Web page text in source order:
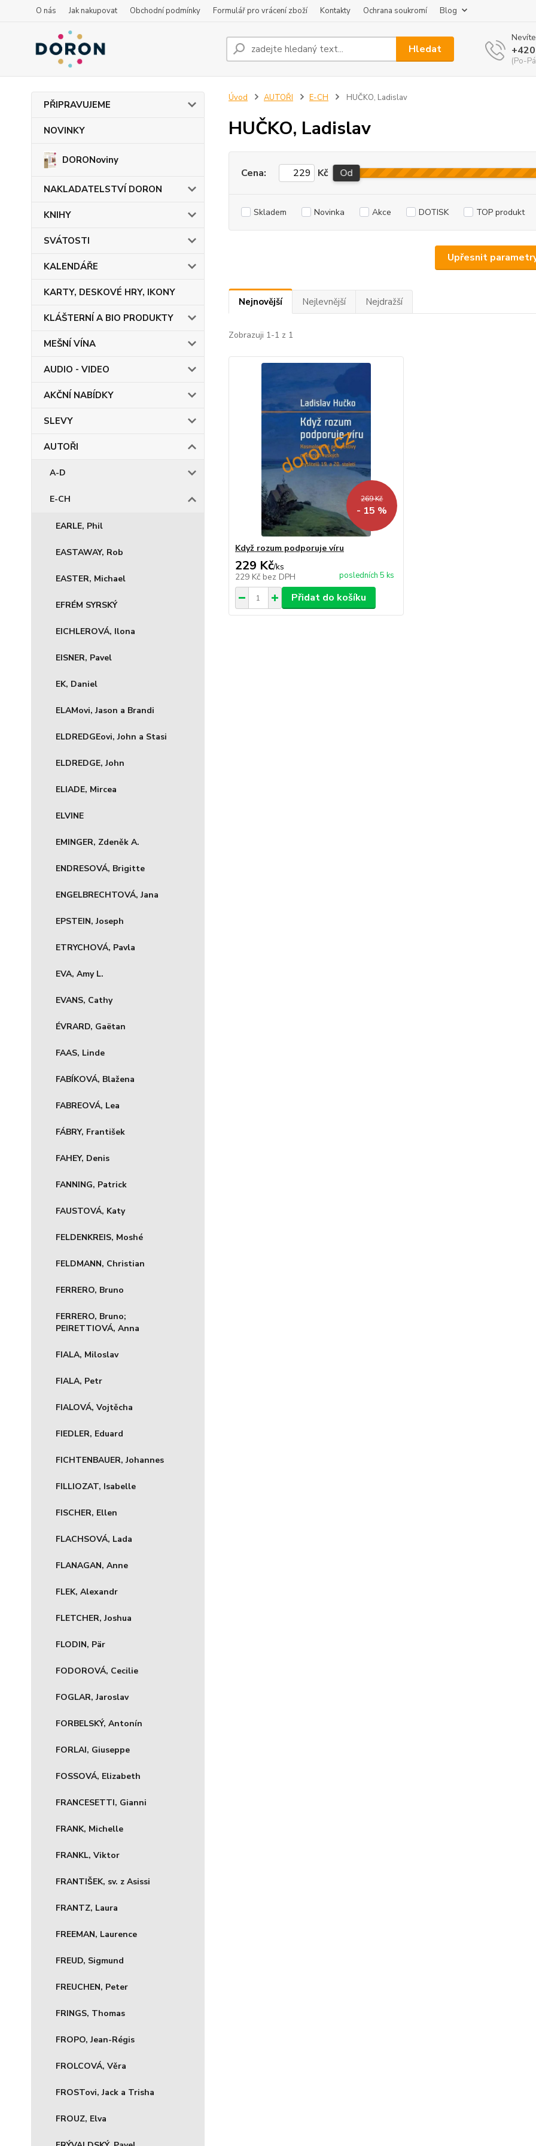
O nás Jak nakupovat Obchodní podmínky Formulář pro vrácení zboží Kontakty Ochrana soukromí Blog
Hledat
(Po-
PŘIPRAVUJEME
NOVINKY
DORONoviny
NAKLADATELSTVÍ DORON
KNIHY
SVÁTOSTI
KALENDÁŘE
KARTY, DESKOVÉ HRY, IKONY
KLÁŠTERNÍ A BIO PRODUKTY
MEŠNÍ VÍNA
AUDIO - VIDEO
AKČNÍ NABÍDKY
SLEVY
AUTOŘI
A-D
E-CH
EARLE, Phil
EASTAWAY, Rob
EASTER, Michael
EFRÉM SYRSKÝ
EICHLEROVÁ, Ilona
EISNER, Pavel
EK, Daniel
ELAMovi, Jason a Brandi
ELDREDGEovi, John a Stasi
ELDREDGE, John
ELIADE, Mircea
ELVINE
EMINGER, Zdeněk A.
ENDRESOVÁ, Brigitte
ENGELBRECHTOVÁ, Jana
EPSTEIN, Joseph
ETRYCHOVÁ, Pavla
EVA, Amy L.
EVANS, Cathy
ÉVRARD, Gaëtan
FAAS, Linde
FABÍKOVÁ, Blažena
FABREOVÁ, Lea
FÁBRY, František
FAHEY, Denis
FANNING, Patrick
FAUSTOVÁ, Katy
FELDENKREIS, Moshé
FELDMANN, Christian
FERRERO, Bruno
FERRERO, Bruno;
PEIRETTIOVÁ, Anna
FIALA, Miloslav
FIALA, Petr
FIALOVÁ, Vojtěcha
FIEDLER, Eduard
FICHTENBAUER, Johannes
FILLIOZAT, Isabelle
FISCHER, Ellen
FLACHSOVÁ, Lada
FLANAGAN, Anne
FLEK, Alexandr
FLETCHER, Joshua
FLODIN, Pär
FODOROVÁ, Cecilie
FOGLAR, Jaroslav
FORBELSKÝ, Antonín
FORLAI, Giuseppe
FOSSOVÁ, Elizabeth
FRANCESETTI, Gianni
FRANK, Michelle
FRANKL, Viktor
FRANTIŠEK, sv. z Asissi
FRANTZ, Laura
FREEMAN, Laurence
FREUD, Sigmund
FREUCHEN, Peter
FRINGS, Thomas
FROPO, Jean-Régis
FROLCOVÁ, Věra
FROSTovi, Jack a Trisha
FROUZ, Elva
Úvod AUTOŘI E-CH HUČKO, Ladislav
HUČKO, Ladislav
Upřesnit
Cena: Kč Od
Skladem Novinka Akce DOTISK TOP produkt
Nejnovější Nejlevnější Nejdražší
Zobrazuji 1-1 z 1
269 Kč
- 15 %
Když rozum podporuje víru
229 Kč/ks
229 Kč bez DPH posledních 5 ks
Přidat do košíku